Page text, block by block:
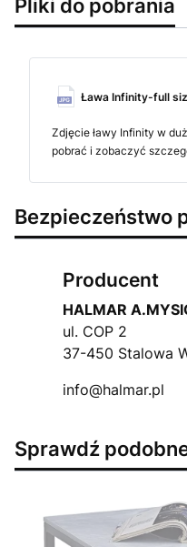
Pliki do pobrania
Ława Infinity-full
Zdjęcie ławy Infinity w
pobrać i zobaczyć
Bezpieczeństwo
Producent
HALMAR
ul. COP 2
37-450 Stalowa
info@halmar.pl
Sprawdź